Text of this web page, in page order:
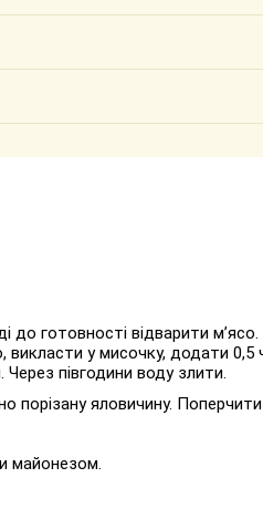
до готовності відварити
викласти у мисочку, додати 0,5
півгодини воду злити.
порізану яловичину.
майонезом.